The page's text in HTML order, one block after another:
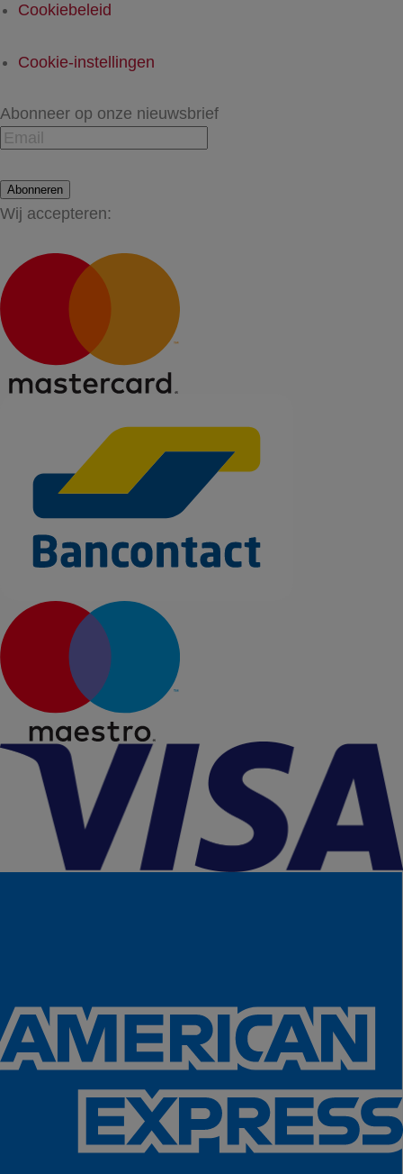
Cookiebeleid
Cookie-instellingen
Abonneer op onze nieuwsbrief
Abonneren
Wij accepteren: